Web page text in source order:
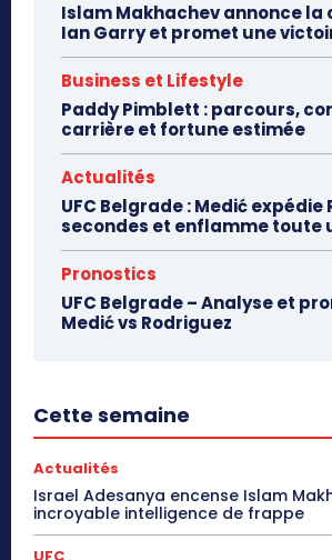
Islam Makhachev annonce la
Ian Garry et promet une
Business et Lifestyle
Paddy Pimblett : parcours,
carrière et fortune estimée
Actualités
UFC Belgrade : Medić expédie
secondes et enflamme toute
Pronostics
UFC Belgrade – Analyse et
Medić vs Rodriguez
Cette semaine
Actualités
Israel Adesanya encense Islam
incroyable intelligence de frappe